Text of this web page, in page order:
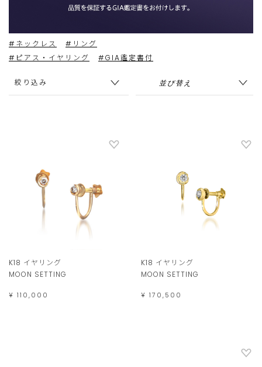
#ネックレス
#リング
#ピアス・イヤリング
#GIA鑑定書付
絞り込み
K18 イヤリング
MOON SETTING
¥ 110,000
K18 イヤリング
MOON SETTING
¥ 170,500